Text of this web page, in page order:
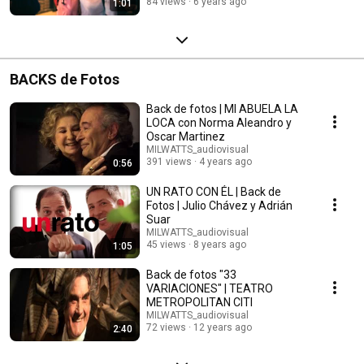
1:01
BACKS de Fotos
0:56
Back de fotos | MI ABUELA LA
LOCA con Norma Aleandro y
Oscar Martinez
MILWATTS_audiovisual
391 views
4 years ago
1:05
UN RATO CON ÉL | Back de
Fotos | Julio Chávez y Adrián
Suar
MILWATTS_audiovisual
45 views
8 years ago
2:40
Back de fotos "33
VARIACIONES" | TEATRO
METROPOLITAN CITI
MILWATTS_audiovisual
72 views
12 years ago